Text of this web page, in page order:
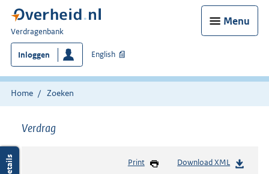
Menu
U
bent
hier:
Verdragenbank
Inloggen English
Home Zoeken
Verdrag
Print Download XML